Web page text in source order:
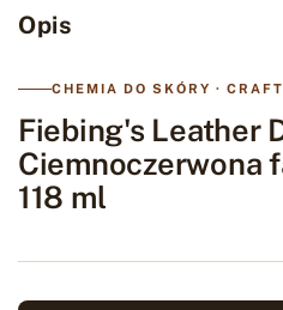
Opis
CHEMIA DO SKÓRY ·
Fiebing's Leather
Ciemnoczerwona
118 ml